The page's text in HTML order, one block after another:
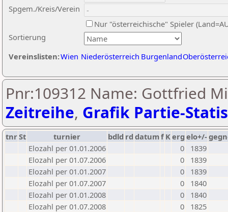
Sortierung
Spgem./Kreis/Verein
Nur "österreichische" Spieler
Vereinslisten:Wien Niederösterreich Burgenland
Pnr:109312 Name: Gottfried
Zeitreihe, Grafik Partie-
tnrSt turnier bdld rd datumf Kerg elo+/-
Elozahl per 01.01.2006
0
1839
Elozahl per 01.07.2006
0
1839
Elozahl per 01.01.2007
0
1839
Elozahl per 01.07.2007
0
1840
Elozahl per 01.01.2008
0
1840
Elozahl per 01.07.2008
0
1825